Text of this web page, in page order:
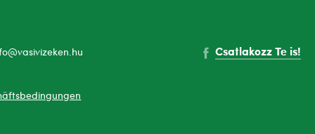
Csatlakozz Te is!